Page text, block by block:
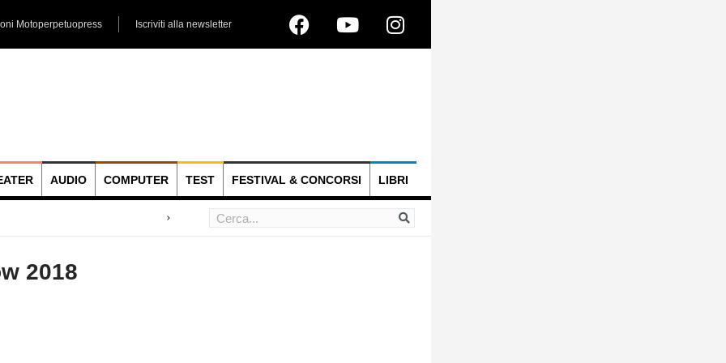
Motoperpetuopress Iscriviti alla newsletter
AUDIO COMPUTER TEST FESTIVAL & CONCORSI LIBRI
2018